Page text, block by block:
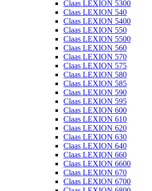
Claas LEXION 5300
Claas LEXION 540
Claas LEXION 5400
Claas LEXION 550
Claas LEXION 5500
Claas LEXION 560
Claas LEXION 570
Claas LEXION 575
Claas LEXION 580
Claas LEXION 585
Claas LEXION 590
Claas LEXION 595
Claas LEXION 600
Claas LEXION 610
Claas LEXION 620
Claas LEXION 630
Claas LEXION 640
Claas LEXION 660
Claas LEXION 6600
Claas LEXION 670
Claas LEXION 6700